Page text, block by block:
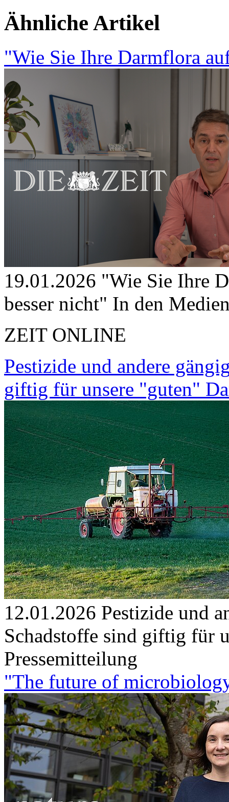
Ähnliche Artikel
"Wie Sie Ihre Darmflora
19.01.2026 "Wie Sie Ihre
besser nicht" In den
ZEIT ONLINE
Pestizide und andere
giftig für unsere "guten"
12.01.2026 Pestizide und
Schadstoffe sind giftig für
Pressemitteilung
"The future of